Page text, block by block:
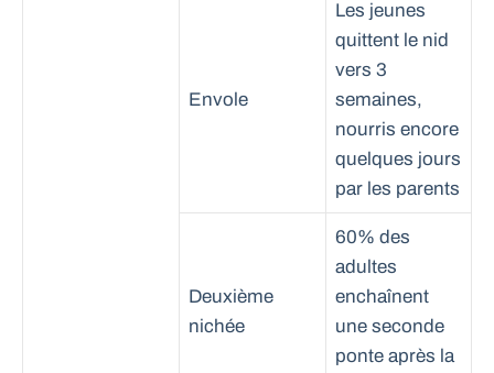
Envole
Les jeunes
quittent le nid
vers 3
semaines,
nourris encore
quelques jours
par les parents
Deuxième
nichée
60% des
adultes
enchaînent
une seconde
ponte après la